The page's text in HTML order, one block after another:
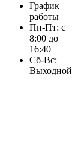
График
работы
Пн-Пт: с
8:00 до
16:40
Сб-Вс:
Выходной